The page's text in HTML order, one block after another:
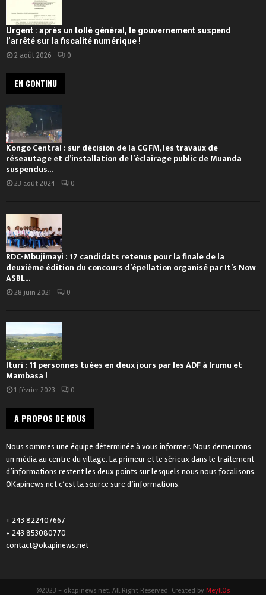
Urgent : après un tollé général, le gouvernement suspend
l’arrêté sur la fiscalité numérique !
2 août 2026 0
EN CONTINU
Kongo Central : sur décision de la CGFM, les travaux de
réseautage et d’installation de l’éclairage public de Muanda
suspendus...
23 août 2024 0
RDC-Mbujimayi : 17 candidats retenus pour la finale de la
deuxième édition du concours d’épellation organisé par It’s Now
ASBL...
28 juin 2021 0
Ituri : 11 personnes tuées en deux jours par les ADF à Irumu et
Mambasa !
1 février 2023 0
A PROPOS DE NOUS
Nous sommes une équipe déterminée à vous informer. Nous demeurons
un média au centre du village. La primeur et le sérieux dans le traitement
d’informations restent les deux points sur lesquels nous nous focalisons.
OKapinews.net c’est la source sure d’informations.
+ 243 822407667
+ 243 853080770
contact@okapinews.net
@2023 - okapinews.net. All Right Reserved. Created by MeyllOs